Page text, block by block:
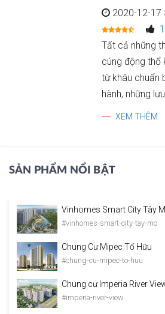
2020-12-17
Tất cả những
cúng động thổ
từ khâu chuẩn
hành, những
XEM THÊM
SẢN PHẨM NỔI BẬT
Vinhomes Smart City Tây
#vinhomes-smart-city-tay-mo
Chung Cư Mipec Tố Hữu
#chung-cu-mipec-to-huu
Chung cư Imperia River
#imperia-river-view